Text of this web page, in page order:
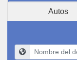
Autos